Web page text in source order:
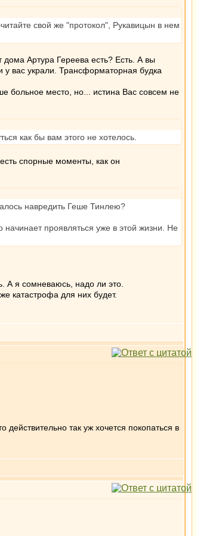
свой же "протокол", Рукавицын в нем
Артура Гереева есть? Есть. А вы
у вас украли. Трансформаторная будка
больное место, но... истина Вас совсем не
как бы вам этого не хотелось.
спорные моменты, как он
навредить Геше Тинлею?
проявляться уже в этой жизни. Не
А я сомневаюсь, надо ли это.
катастрофа для них будет.
так уж хочется покопаться в